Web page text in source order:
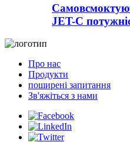
JET-C
Про нас
Продукти
поширені запитання
Зв'яжіться з нами